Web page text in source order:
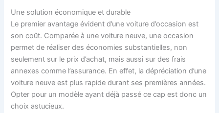
Une solution économique et durable
Le premier avantage évident d’une voiture d’occasion est
son coût. Comparée à une voiture neuve, une occasion
permet de réaliser des économies substantielles, non
seulement sur le prix d’achat, mais aussi sur des frais
annexes comme l’assurance. En effet, la dépréciation d’une
voiture neuve est plus rapide durant ses premières années.
Opter pour un modèle ayant déjà passé ce cap est donc un
choix astucieux.